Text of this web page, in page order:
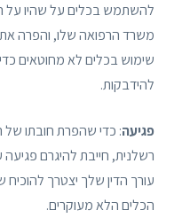
להשתמש בכלים על שהיו על
משרד הרפואה שלו, והפרה את
שימוש בכלים לא מחוטאים
להידבקות.
פגיעה: כדי שהפרת חובתו של
רשלנית, חייבת להיגרם
עורך הדין שלך יצטרך
הכלים הלא מעוקרים.